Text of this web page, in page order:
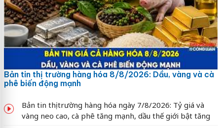
Bản tin thị trường hàng hóa 8/8/2026: Dầu, vàng và cà
phê biến động mạnh
Bản tin thị trường hàng hóa ngày 7/8/2026: Tỷ giá và
vàng neo cao, cà phê tăng mạnh, dầu thế giới bật tăng